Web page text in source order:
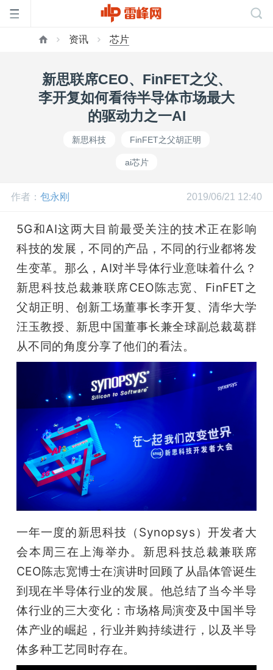
页
网
开
课
活
心
GAIR
专
题
爱
资讯 芯片
新思联席CEO、FinFET之父、
李开复如何看待半导体市场最大
的驱动力之一AI
新思科技 FinFET之父胡正明
ai芯片
作者： 包永刚 2019/06/21 12:40
5G和AI这两大目前最受关注的技术正在影响
科技的发展，不同的产品，不同的行业都将发
生变革。那么，AI对半导体行业意味着什么？
新思科技总裁兼联席CEO陈志宽、FinFET之
父胡正明、创新工场董事长李开复、清华大学
汪玉教授、新思中国董事长兼全球副总裁葛群
从不同的角度分享了他们的看法。
一年一度的新思科技（Synopsys）开发者大
会本周三在上海举办。新思科技总裁兼联席
CEO陈志宽博士在演讲时回顾了从晶体管诞生
到现在半导体行业的发展。他总结了当今半导
体行业的三大变化：市场格局演变及中国半导
体产业的崛起，行业并购持续进行，以及半导
体多种工艺同时存在。